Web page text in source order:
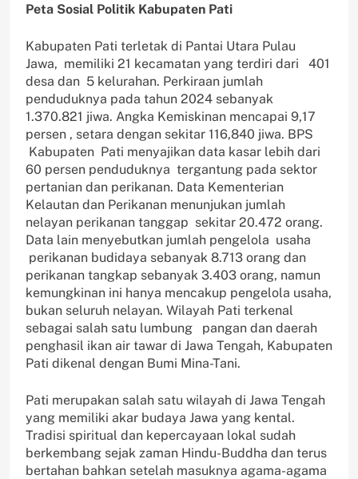
Peta Sosial Politik Kabupaten Pati
Kabupaten Pati terletak di Pantai Utara Pulau
Jawa, memiliki 21 kecamatan yang terdiri dari 401
desa dan 5 kelurahan. Perkiraan jumlah
penduduknya pada tahun 2024 sebanyak
1.370.821 jiwa. Angka Kemiskinan mencapai 9,17
persen , setara dengan sekitar 116,840 jiwa. BPS
Kabupaten Pati menyajikan data kasar lebih dari
60 persen penduduknya tergantung pada sektor
pertanian dan perikanan. Data Kementerian
Kelautan dan Perikanan menunjukan jumlah
nelayan perikanan tanggap sekitar 20.472 orang.
Data lain menyebutkan jumlah pengelola usaha
perikanan budidaya sebanyak 8.713 orang dan
perikanan tangkap sebanyak 3.403 orang, namun
kemungkinan ini hanya mencakup pengelola usaha,
bukan seluruh nelayan. Wilayah Pati terkenal
sebagai salah satu lumbung pangan dan daerah
penghasil ikan air tawar di Jawa Tengah, Kabupaten
Pati dikenal dengan Bumi Mina-Tani.
Pati merupakan salah satu wilayah di Jawa Tengah
yang memiliki akar budaya Jawa yang kental.
Tradisi spiritual dan kepercayaan lokal sudah
berkembang sejak zaman Hindu-Buddha dan terus
bertahan bahkan setelah masuknya agama-agama